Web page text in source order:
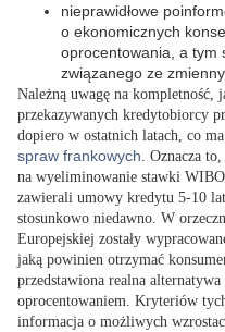
nieprawidłowe
o ekonomicznych
oprocentowania, a tym
związanego ze
Należną uwagę na kompletność,
przekazywanych kredytobiorcy
dopiero w ostatnich latach, co
spraw frankowych . Oznacza
na wyeliminowanie stawki
zawierali umowy kredytu 5-10
stosunkowo niedawno. W
Europejskiej zostały
jaką powinien otrzymać
przedstawiona realna
oprocentowaniem. Kryteriów
informacja o możliwych